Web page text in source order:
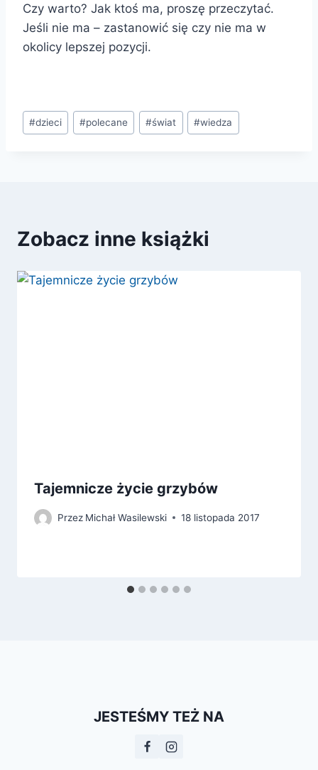
Czy warto? Jak ktoś ma, proszę przeczytać.
Jeśli nie ma – zastanowić się czy nie ma w
okolicy lepszej pozycji.
Tagi
wpisu:
#dzieci #polecane #świat #wiedza
Zobacz inne książki
Tajemnicze życie grzybów
Przez Michał Wasilewski 18 listopada 2017
JESTEŚMY TEŻ NA